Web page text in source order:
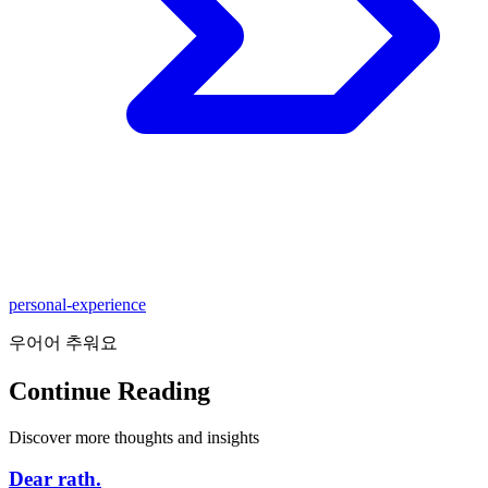
personal-experience
우어어 추워요
Continue Reading
Discover more thoughts and insights
Dear rath.